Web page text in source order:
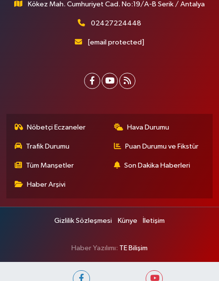
Kökez Mah. Cumhuriyet Cad. No:19/A-B Serik / Antalya
02427224448
[email protected]
Nöbetçi Eczaneler Hava Durumu
Trafik Durumu Puan Durumu ve Fikstür
Tüm Manşetler Son Dakika Haberleri
Haber Arşivi
Gizlilik Sözleşmesi Künye İletişim
Haber Yazılımı: TE Bilişim